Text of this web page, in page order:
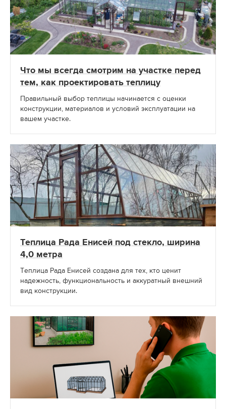
Что мы всегда смотрим на участке перед
тем, как проектировать теплицу
Правильный выбор теплицы начинается с оценки
конструкции, материалов и условий эксплуатации на
вашем участке.
Теплица Рада Енисей под стекло, ширина
4,0 метра
Теплица Рада Енисей создана для тех, кто ценит
надежность, функциональность и аккуратный внешний
вид конструкции.